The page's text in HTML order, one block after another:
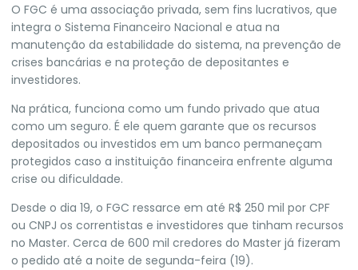
O FGC é uma associação privada, sem fins lucrativos, que
integra o Sistema Financeiro Nacional e atua na
manutenção da estabilidade do sistema, na prevenção de
crises bancárias e na proteção de depositantes e
investidores.
Na prática, funciona como um fundo privado que atua
como um seguro. É ele quem garante que os recursos
depositados ou investidos em um banco permaneçam
protegidos caso a instituição financeira enfrente alguma
crise ou dificuldade.
Desde o dia 19, o FGC ressarce em até R$ 250 mil por CPF
ou CNPJ os correntistas e investidores que tinham recursos
no Master. Cerca de 600 mil credores do Master já fizeram
o pedido até a noite de segunda-feira (19).